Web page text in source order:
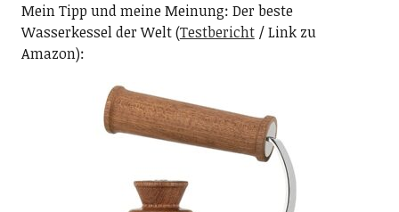
Mein Tipp und meine Meinung: Der beste
Wasserkessel der Welt (Testbericht/ Link zu
Amazon):